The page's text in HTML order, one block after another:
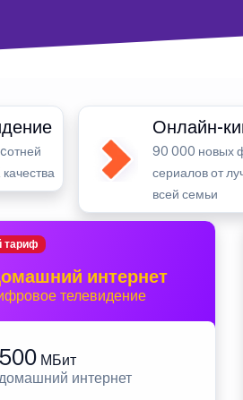
Онлайн-
90 000 новых
сериалов от
всей семьи
интернет
телевидение
тариф
500 МБит
интернет